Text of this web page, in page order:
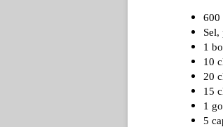
600
1
10
20
15
1
5